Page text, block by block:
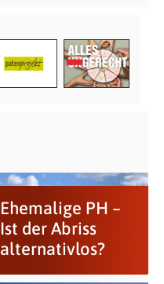
Ehemalige PH –
Ist der Abriss
alternativlos?